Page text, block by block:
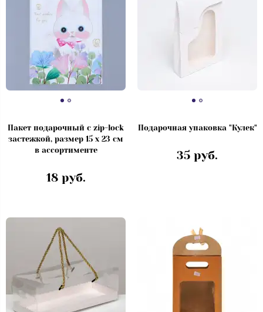
Пакет подарочный с zip-lock
застежкой, размер 15 x 23 см
в ассортименте
18 руб.
Подарочная упаковка "Кулек"
35 руб.